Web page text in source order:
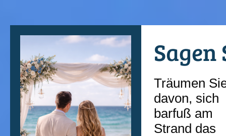
Sagen
Träumen
davon, sich
barfuß am
Strand das